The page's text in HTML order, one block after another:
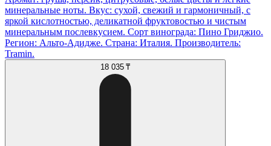
минеральные ноты. Вкус: сухой, свежий и гармоничный, с
яркой кислотностью, деликатной фруктовостью и чистым
минеральным послевкусием. Сорт винограда: Пино Гриджио.
Регион: Альто-Адидже. Страна: Италия. Производитель:
Tramin.
18 035 ₸